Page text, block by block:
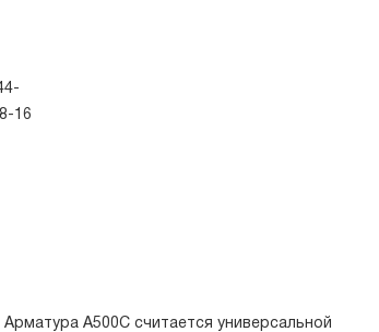
16
А500С считается универсальной